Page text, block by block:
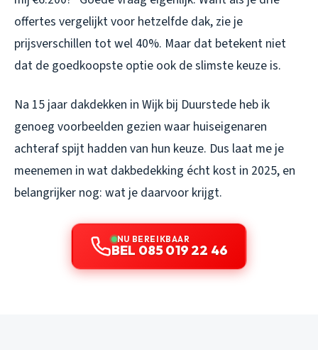
offertes vergelijkt voor hetzelfde dak, zie je
prijsverschillen tot wel 40%. Maar dat betekent niet
dat de goedkoopste optie ook de slimste keuze is.
Na 15 jaar dakdekken in Wijk bij Duurstede heb ik
genoeg voorbeelden gezien waar huiseigenaren
achteraf spijt hadden van hun keuze. Dus laat me je
meenemen in wat dakbedekking écht kost in 2025, en
belangrijker nog: wat je daarvoor krijgt.
NU BEREIKBAAR
BEL 085 019 22 46